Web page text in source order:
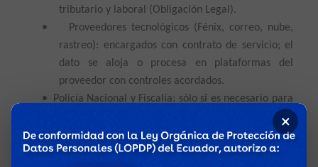
tributario y laboral (Obligación Legal).
•
Proveedores tecnológicos (Fénix, correo, nube,
rastreo): encargados con contrato de servicio; el
dato se aloja o procesa en plataformas del
proveedor con controles acordados.
•
Policía Nacional y Fiscalía: sólo si es necesario para
pérdida/robo de vehículo mediante una denuncia
previa (Obligación Legal).
×